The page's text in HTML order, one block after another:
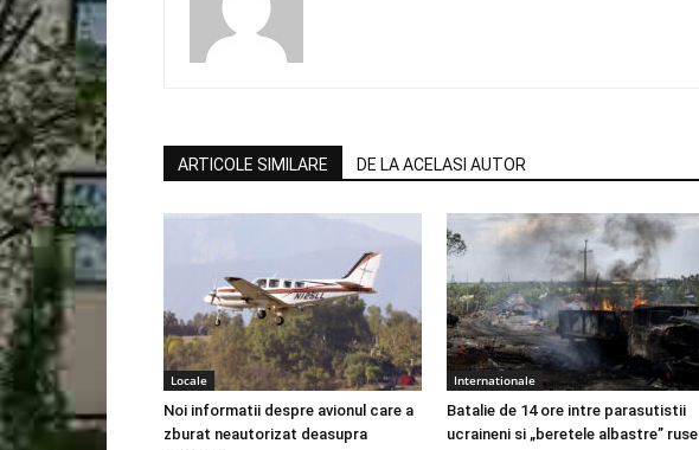
ARTICOLE SIMILARE DE LA ACELASI AUTOR
Locale
Noi informatii despre avionul care a
zburat neautorizat deasupra
Internationale
Batalie de 14 ore intre parasutistii
ucraineni si „beretele albastre” ruse